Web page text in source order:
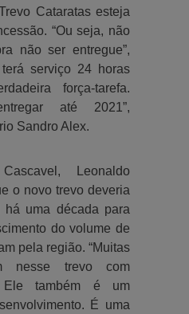
Cataratas esteja
“Ou seja, não
não ser entregue”,
serviço 24 horas
força-tarefa.
até 2021”,
Sandro Alex.
Leonaldo
o novo trevo deveria
uma década para
do volume de
pela região. “Muitas
nesse trevo com
Ele também é um
É uma